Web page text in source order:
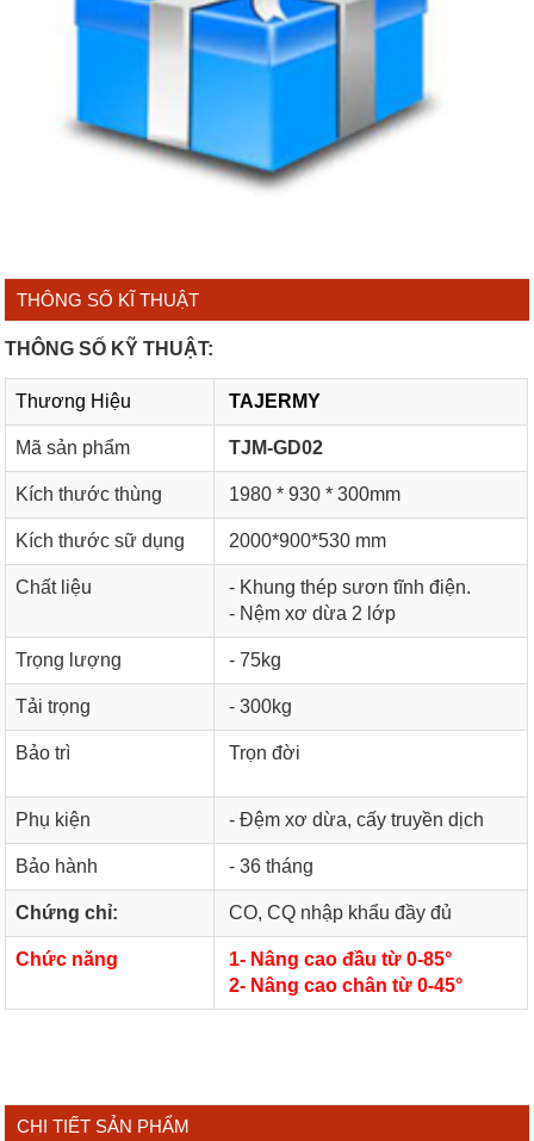
THÔNG SỐ KĨ THUẬT
THÔNG SỐ KỸ THUẬT:
Thương Hiệu TAJERMY
Mã sản phẩm TJM-GD02
Kích thước thùng 1980 * 930 * 300mm
Kích thước sữ dụng 2000*900*530 mm
Chất liệu
- Khung thép sươn tĩnh điện.
- Nệm xơ dừa 2 lớp
Trọng lượng - 75kg
Tải trọng - 300kg
Bảo trì Trọn đời
Phụ kiện - Đệm xơ dừa, cấy truyền dịch
Bảo hành - 36 tháng
Chứng chỉ: CO, CQ nhập khẩu đầy đủ
Chức năng
1- Nâng cao đầu từ 0-85°
2- Nâng cao chân từ 0-45°
CHI TIẾT SẢN PHẨM